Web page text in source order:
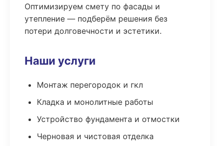
Оптимизируем смету по фасады и
утепление — подберём решения без
потери долговечности и эстетики.
Наши услуги
Монтаж перегородок и гкл
Кладка и монолитные работы
Устройство фундамента и отмостки
Черновая и чистовая отделка